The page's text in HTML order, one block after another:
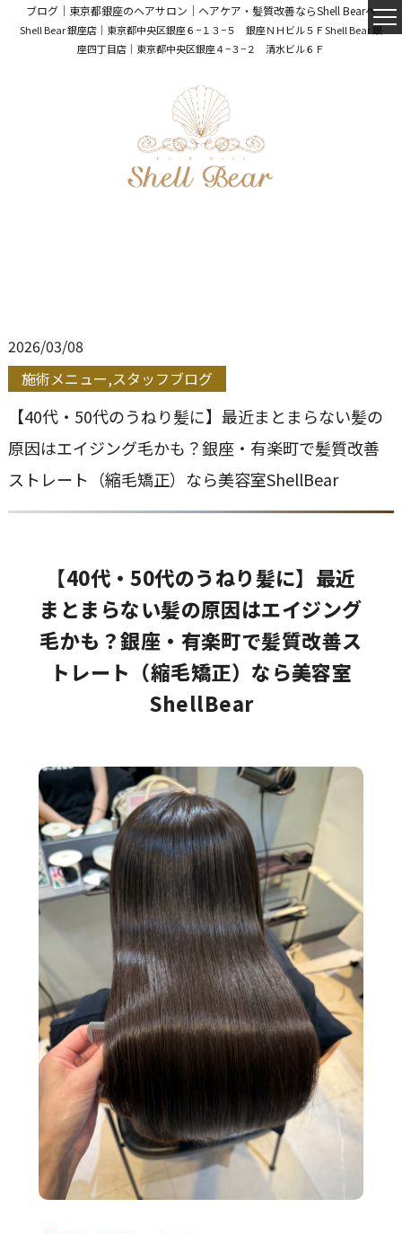
ブログ｜東京都銀座のヘアサロン｜ヘアケア・髪質改善ならShell Bearへ
Shell Bear 銀座店｜東京都中央区銀座６−１３−５ 銀座ＮＨビル５ＦShell Bear 銀
座四丁目店｜東京都中央区銀座４−３−２ 清水ビル６Ｆ
2026/03/08
施術メニュー,スタッフブログ
【40代・50代のうねり髪に】最近まとまらない髪の
原因はエイジング毛かも？銀座・有楽町で髪質改善
ストレート（縮毛矯正）なら美容室ShellBear
【40代・50代のうねり髪に】最近
まとまらない髪の原因はエイジング
毛かも？銀座・有楽町で髪質改善ス
トレート（縮毛矯正）なら美容室
ShellBear